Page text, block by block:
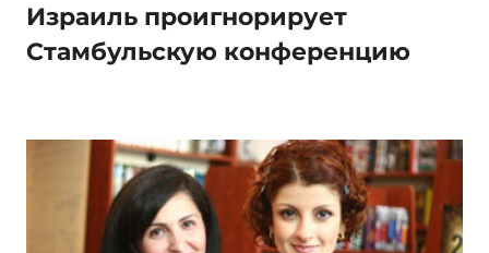
Израиль проигнорирует
Стамбульскую конференцию